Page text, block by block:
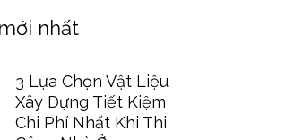
nhất
3 Lựa Chọn Vật Liệu
Xây Dựng Tiết Kiệm
Chi Phí Nhất Khi Thi